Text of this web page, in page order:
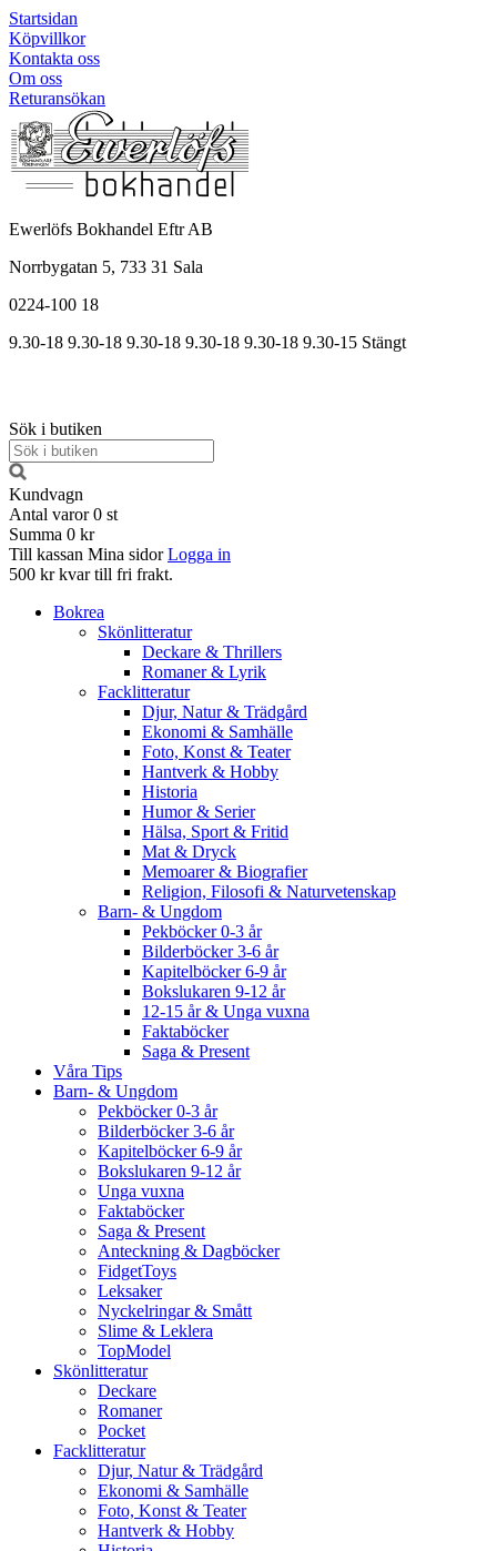
Startsidan
Köpvillkor
Kontakta oss
Om oss
Returansökan
Ewerlöfs Bokhandel Eftr AB
Norrbygatan 5, 733 31 Sala
0224-100 18
9.30-18 9.30-18 9.30-18 9.30-18 9.30-18 9.30-15 Stängt
Sök i butiken
Kundvagn
Antal varor 0 st
Summa 0 kr
Till kassan Mina sidor Logga in
500 kr kvar till fri frakt.
Bokrea
Skönlitteratur
Deckare & Thrillers
Romaner & Lyrik
Facklitteratur
Djur, Natur & Trädgård
Ekonomi & Samhälle
Foto, Konst & Teater
Hantverk & Hobby
Historia
Humor & Serier
Hälsa, Sport & Fritid
Mat & Dryck
Memoarer & Biografier
Religion, Filosofi & Naturvetenskap
Barn- & Ungdom
Pekböcker 0-3 år
Bilderböcker 3-6 år
Kapitelböcker 6-9 år
Bokslukaren 9-12 år
12-15 år & Unga vuxna
Faktaböcker
Saga & Present
Våra Tips
Barn- & Ungdom
Pekböcker 0-3 år
Bilderböcker 3-6 år
Kapitelböcker 6-9 år
Bokslukaren 9-12 år
Unga vuxna
Faktaböcker
Saga & Present
Anteckning & Dagböcker
FidgetToys
Leksaker
Nyckelringar & Smått
Slime & Leklera
TopModel
Skönlitteratur
Deckare
Romaner
Pocket
Facklitteratur
Djur, Natur & Trädgård
Ekonomi & Samhälle
Foto, Konst & Teater
Hantverk & Hobby